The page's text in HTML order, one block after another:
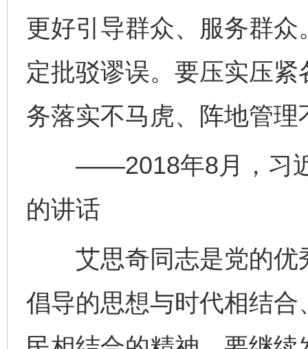
更好引导群众、服务群
定批驳谬误。要压实压
务落实不马虎、阵地管
——2018年8月，习近
的讲话
艾思奇同志是党的优
倡导的思想与时代相结